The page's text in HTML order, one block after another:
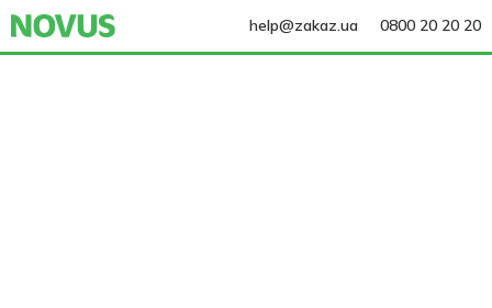
help@zakaz.ua 0800 20 20 20